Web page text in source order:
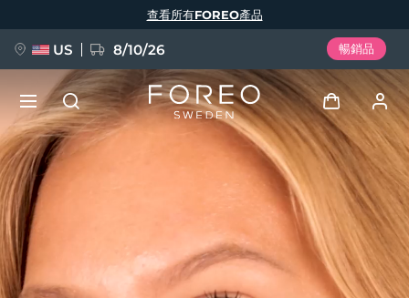
查看所有FOREO產品
US 8/10/26 暢銷品
登入
用戶信息
我的設備
新品
FAQ™ Pure Beauty-Tech Elixir
BREAKING NEWS
語言
English Deutsch
Español
Français
Italiano
Português